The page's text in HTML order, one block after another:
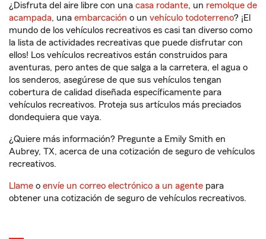
¿Disfruta del aire libre con una casa rodante, un remolque de
acampada, una embarcación o un vehículo todoterreno? ¡El
mundo de los vehículos recreativos es casi tan diverso como
la lista de actividades recreativas que puede disfrutar con
ellos! Los vehículos recreativos están construidos para
aventuras, pero antes de que salga a la carretera, el agua o
los senderos, asegúrese de que sus vehículos tengan
cobertura de calidad diseñada específicamente para
vehículos recreativos. Proteja sus artículos más preciados
dondequiera que vaya.
¿Quiere más información? Pregunte a Emily Smith en
Aubrey, TX, acerca de una cotización de seguro de vehículos
recreativos.
Llame o envíe un correo electrónico a un agente para
obtener una cotización de seguro de vehículos recreativos.